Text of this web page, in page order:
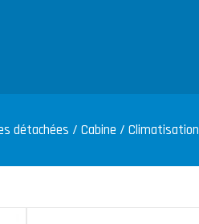
détachées / Cabine / Climatisation